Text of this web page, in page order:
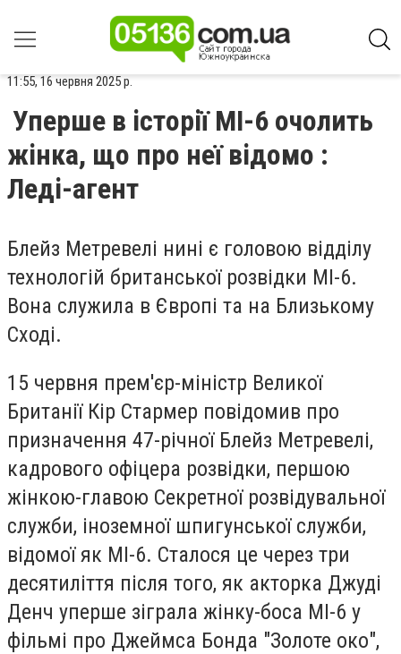
11:55, 16 червня 2025 р.
Уперше в історії МІ-6 очолить
жінка, що про неї відомо :
Леді-агент
Блейз Метревелі нині є головою відділу
технологій британської розвідки МІ-6.
Вона служила в Європі та на Близькому
Сході.
15 червня прем'єр-міністр Великої
Британії Кір Стармер повідомив про
призначення 47-річної Блейз Метревелі,
кадрового офіцера розвідки, першою
жінкою-главою Секретної розвідувальної
служби, іноземної шпигунської служби,
відомої як МІ-6. Сталося це через три
десятиліття після того, як акторка Джуді
Денч уперше зіграла жінку-боса МІ-6 у
фільмі про Джеймса Бонда "Золоте око",